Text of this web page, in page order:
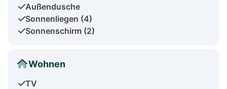
Außendusche
Sonnenliegen (4)
Sonnenschirm (2)
Wohnen
TV